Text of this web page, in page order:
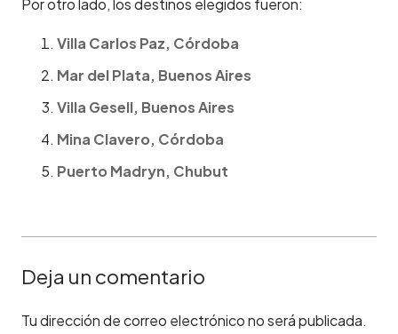
Por otro lado, los destinos elegidos fueron:
Villa Carlos Paz, Córdoba
Mar del Plata, Buenos Aires
Villa Gesell, Buenos Aires
Mina Clavero, Córdoba
Puerto Madryn, Chubut
Deja un comentario
Tu dirección de correo electrónico no será publicada.